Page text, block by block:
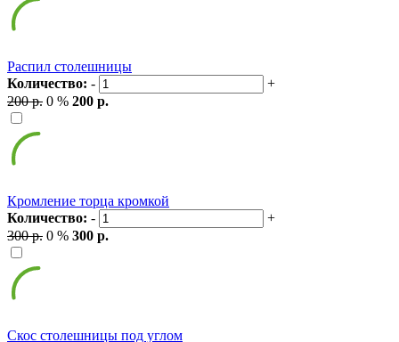
Распил столешницы
Количество: -
+
200 р. 0 % 200 р.
Кромление торца кромкой
Количество: -
+
300 р. 0 % 300 р.
Скос столешницы под углом